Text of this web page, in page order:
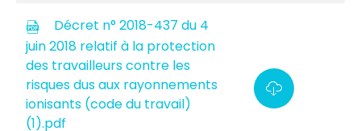
Décret n° 2018-437 du 4
juin 2018 relatif à la protection
des travailleurs contre les
risques dus aux rayonnements
ionisants (code du travail)
(1).pdf